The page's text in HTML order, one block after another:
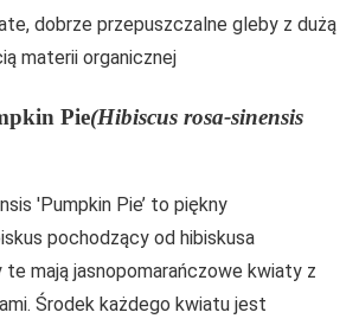
dobrze przepuszczalne gleby z dużą
materii organicznej
Pie(Hibiscus rosa-sinensis
'Pumpkin Pie’ to piękny
pochodzący od hibiskusa
te mają jasnopomarańczowe kwiaty z
Środek każdego kwiatu jest